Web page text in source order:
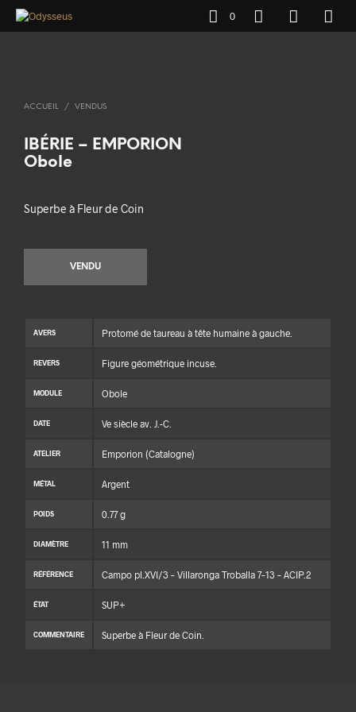
0
ACCUEIL / VENDUS
IBÉRIE – EMPORION
Obole
Superbe à Fleur de Coin
VENDU
AVERS Protomé de taureau à tête humaine à gauche.
REVERS Figure géométrique incuse.
MODULE Obole
DATE Ve siècle av. J.-C.
ATELIER Emporion (Catalogne)
MÉTAL Argent
POIDS 0.77 g
DIAMÈTRE 11 mm
RÉFÉRENCE Campo pl.XVI/3 – Villaronga Troballa 7–13 – ACIP.2
ÉTAT SUP+
COMMENTAIRE Superbe à Fleur de Coin.